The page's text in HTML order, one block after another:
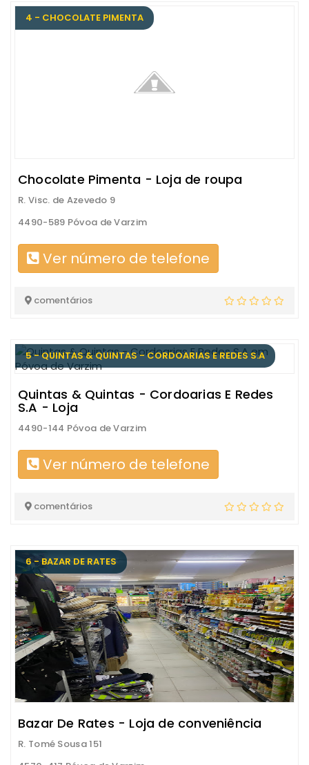
4 - CHOCOLATE PIMENTA
Chocolate Pimenta - Loja de roupa
R. Visc. de Azevedo 9
4490-589 Póvoa de Varzim
Ver número de telefone
comentários
5 - QUINTAS & QUINTAS - CORDOARIAS E REDES S.A
Quintas & Quintas - Cordoarias E Redes
S.A - Loja
4490-144 Póvoa de Varzim
Ver número de telefone
comentários
6 - BAZAR DE RATES
Bazar De Rates - Loja de conveniência
R. Tomé Sousa 151